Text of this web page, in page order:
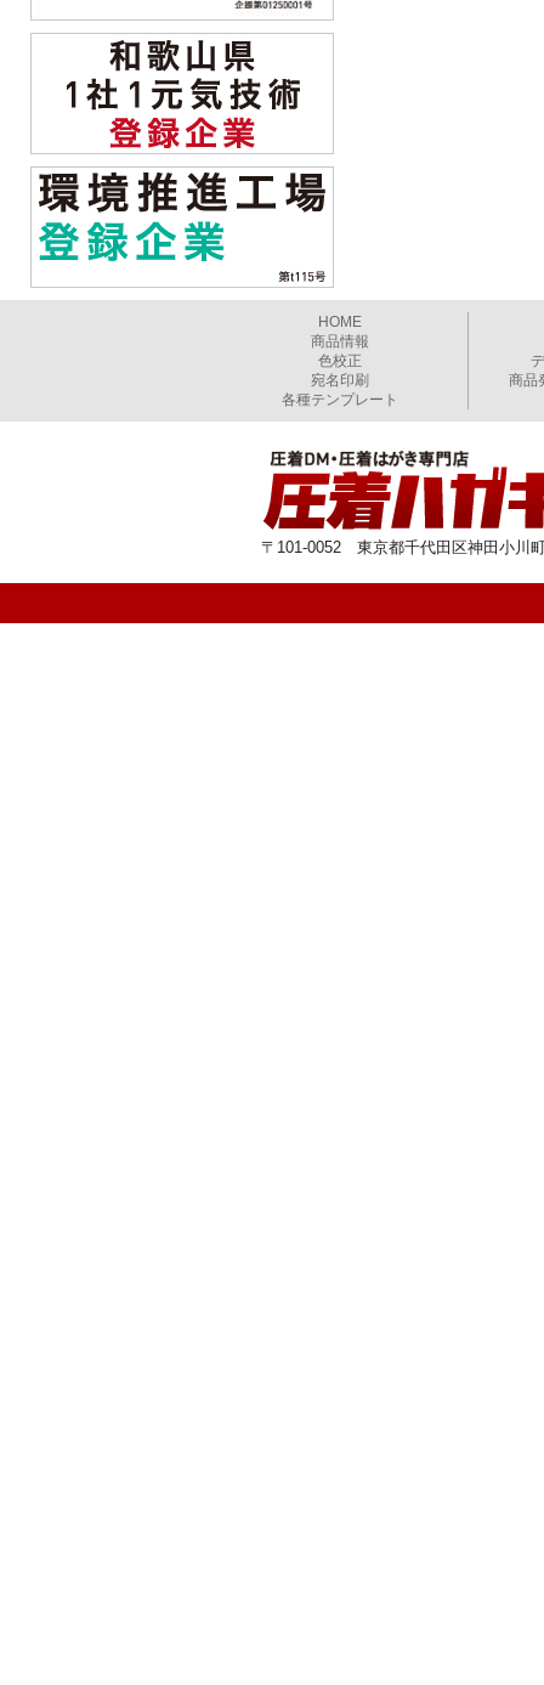
HOME
商品情報
色校正
宛名印刷
各種テンプレート
商品
〒101-0052 東京都千代田区神田小川